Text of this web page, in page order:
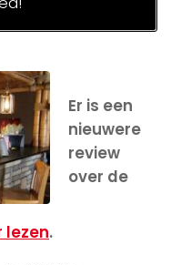
Er is een
nieuwere
review
over de
lezen.